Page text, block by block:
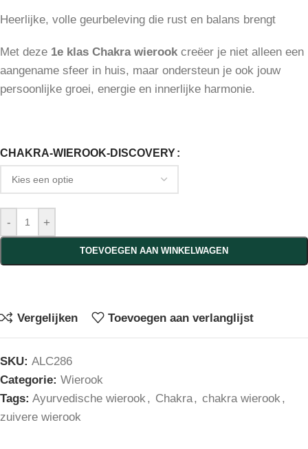
Heerlijke, volle geurbeleving die rust en balans brengt
Met deze 1e klas Chakra wierookcreëer je niet alleen een
aangename sfeer in huis, maar ondersteun je ook jouw
persoonlijke groei, energie en innerlijke harmonie.
CHAKRA-WIEROOK-DISCOVERY
- +
TOEVOEGEN AAN WINKELWAGEN
Vergelijken Toevoegen aan verlanglijst
SKU: ALC286
Categorie: Wierook
Tags: Ayurvedische wierook, Chakra, chakra wierook,
zuivere wierook